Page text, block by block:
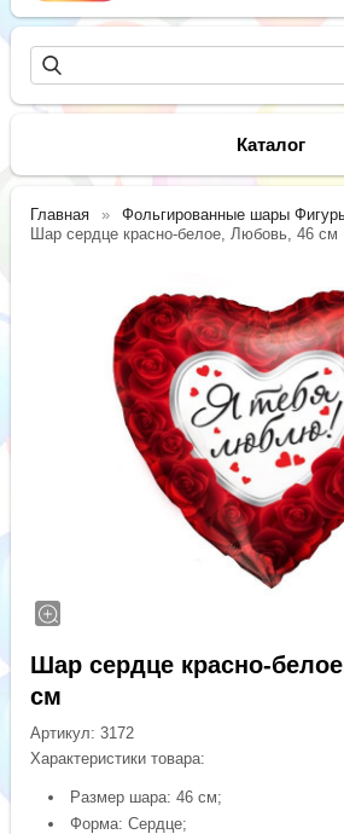
Каталог
Главная Фольгированные шары
Шар сердце красно-белое, Любовь, 46 см
Шар сердце красно-
см
Артикул:3172
Характеристики товара:
Размер шара: 46 см;
Форма: Сердце;